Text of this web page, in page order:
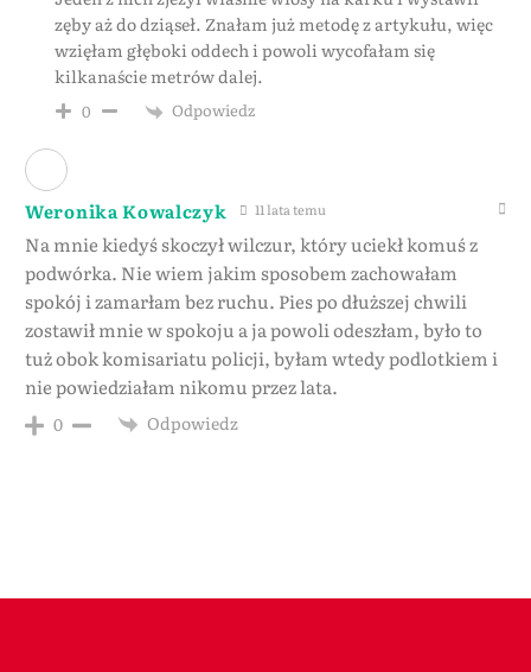
zęby aż do dziąseł. Znałam już metodę z artykułu, więc
wzięłam głęboki oddech i powoli wycofałam się
kilkanaście metrów dalej.
0 Odpowiedz
Weronika Kowalczyk 11 lata temu
Na mnie kiedyś skoczył wilczur, który uciekł komuś z
podwórka. Nie wiem jakim sposobem zachowałam
spokój i zamarłam bez ruchu. Pies po dłuższej chwili
zostawił mnie w spokoju a ja powoli odeszłam, było to
tuż obok komisariatu policji, byłam wtedy podlotkiem i
nie powiedziałam nikomu przez lata.
0 Odpowiedz